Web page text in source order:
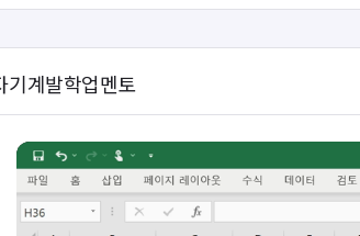
기계발학업멘토